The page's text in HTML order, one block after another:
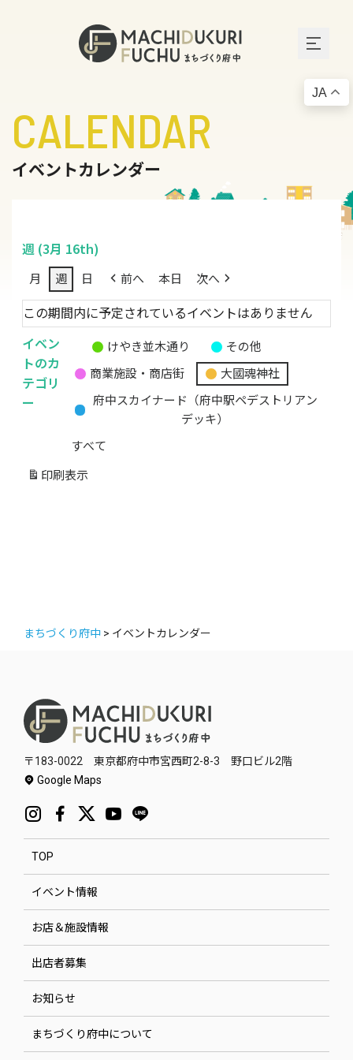
CALENDAR
イベントカレンダー
週 (3月 16th)
月 週 日 前へ 本日 次へ
この期間内に予定されているイベントはありません
イベン
トのカ
テゴリ
ー
題
カ
ゴ
リ
けやき並木通り
その他
商業施設・商店街
大國魂神社
府中スカイナード（府中駅ペデストリアン
デッキ）
すべて
印刷 表示
まちづくり府中 > イベントカレンダー
〒183-0022 東京都府中市宮西町2-8-3 野口ビル2階
Google Maps
TOP
イベント情報
お店＆施設情報
出店者募集
お知らせ
まちづくり府中について
JA